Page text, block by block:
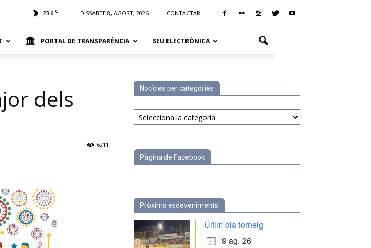
23.6 C DISSABTE 8, AGOST, 2026 CONTACTAR
PORTAL DE TRANSPARÈNCIA SEU ELECTRÒNICA
dels
6211
Notícies per categories
Notícies
per
Pàgina de Facebook
Pròxims esdeveniments
Últim dia torneig
9 ag. 26